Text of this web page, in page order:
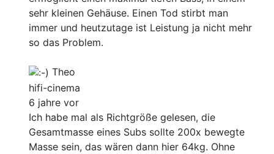
sehr kleinen Gehäuse. Einen Tod stirbt man
immer und heutzutage ist Leistung ja nicht mehr
so das Problem.
Theo
hifi-cinema
6 jahre vor
Ich habe mal als Richtgröße gelesen, die
Gesamtmasse eines Subs sollte 200x bewegte
Masse sein, das wären dann hier 64kg. Ohne